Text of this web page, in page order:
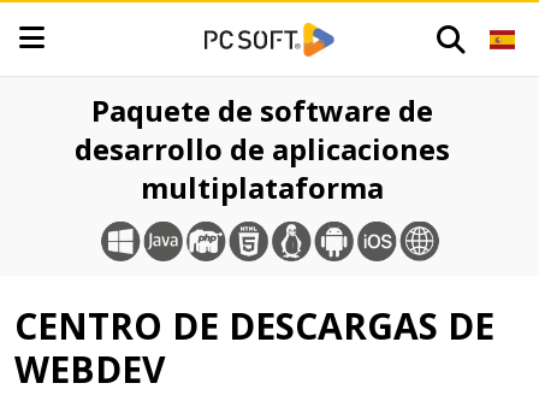
Paquete de software de
desarrollo de aplicaciones
multiplataforma
CENTRO DE DESCARGAS DE
WEBDEV